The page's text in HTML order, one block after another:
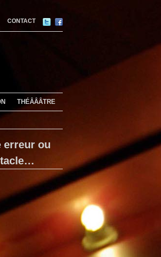
CONTACT
THÉÂÂÂTRE
erreur ou